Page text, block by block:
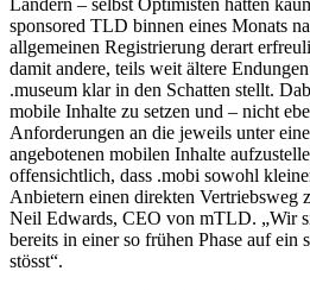
Ländern – selbst Optimisten hätten
sponsored TLD binnen eines Monats
allgemeinen Registrierung derart
damit andere, teils weit ältere
.museum klar in den Schatten stellt.
mobile Inhalte zu setzen und – nicht
Anforderungen an die jeweils unter
angebotenen mobilen Inhalte
offensichtlich, dass .mobi sowohl
Anbietern einen direkten Vertriebsweg
Neil Edwards, CEO von mTLD. „Wir
bereits in einer so frühen Phase auf ein
stösst“.